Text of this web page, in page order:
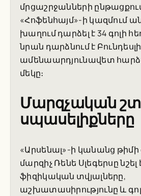
մրցաշրջանների
«Հոֆենհայմ»-ի կազմում
խաղում դարձել է 34 գոլի
նրան դարձնում է
ամենաարդյունավետ
մեկը։
Մարզչական
սպասելիքները
«Արսենալ»-ի կանանց
մարզիչ Ռենե Սլեգերսը նշել
ֆիզիկական տվյալները,
աշխատասիրությունը և